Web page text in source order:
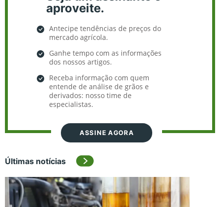
aproveite.
Antecipe tendências de preços do
mercado agrícola.
Ganhe tempo com as informações
dos nossos artigos.
Receba informação com quem
entende de análise de grãos e
derivados: nosso time de
especialistas.
ASSINE AGORA
Últimas notícias